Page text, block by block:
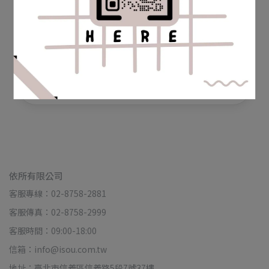
適合未持有日本在留資格或短期停留日本的人士，提
供可短期入住的租賃物件供您選擇。
依所有限公司
客服專線：02-8758-2881
客服傳真：02-8758-2999
客服時間：09:00-18:00
信箱：info@isou.com.tw